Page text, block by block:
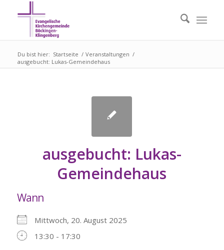
Du bist hier: Startseite / Veranstaltungen /
ausgebucht: Lukas-Gemeindehaus
ausgebucht: Lukas-
Gemeindehaus
Wann
Mittwoch, 20. August 2025
13:30 - 17:30